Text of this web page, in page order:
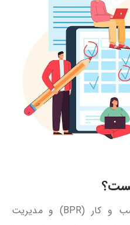
مهندسی مجدد فرایندهای کسب و کار (BPR) و مدیریت